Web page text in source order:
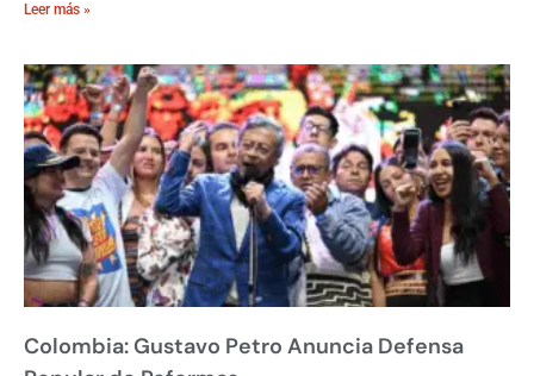
Leer más »
Colombia: Gustavo Petro Anuncia Defensa